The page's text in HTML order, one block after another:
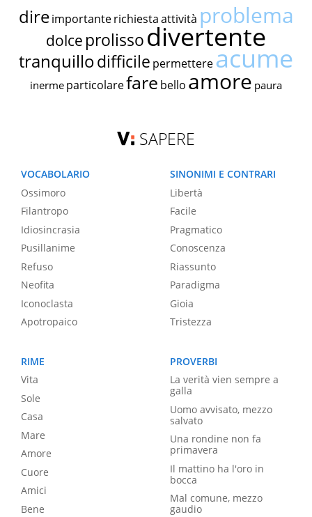
dire importante richiestaattività problema
dolce prolissodivertente
tranquillodifficile permettereacume
inerme particolarefare bello amore paura
SAPERE
VOCABOLARIO
Ossimoro
Filantropo
Idiosincrasia
Pusillanime
Refuso
Neofita
Iconoclasta
Apotropaico
SINONIMI E CONTRARI
Libertà
Facile
Pragmatico
Conoscenza
Riassunto
Paradigma
Gioia
Tristezza
RIME
Vita
Sole
Casa
Mare
Amore
Cuore
Amici
Bene
PROVERBI
La verità vien sempre a
galla
Uomo avvisato, mezzo
salvato
Una rondine non fa
primavera
Il mattino ha l'oro in
bocca
Mal comune, mezzo
gaudio